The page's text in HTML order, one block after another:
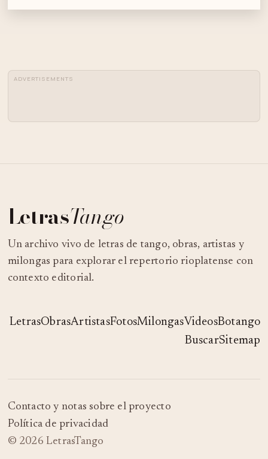
ADVERTISEMENTS
LetrasTango
Un archivo vivo de letras de tango, obras, artistas y
milongas para explorar el repertorio rioplatense con
contexto editorial.
LetrasObrasArtistasFotosMilongasVideosBotango
BuscarSitemap
Contacto y notas sobre el proyecto
Política de privacidad
© 2026 LetrasTango